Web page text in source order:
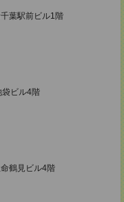
葉駅前ビル1階
ビル4階
鶴見ビル4階